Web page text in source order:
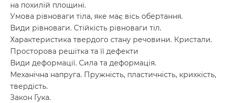
на похилій площині.
Умова рівноваги тіла, яке має вісь обертання.
Види рівноваги. Стійкість рівноваги тіл.
Характеристика твердого стану речовини. Кристали.
Просторова решітка та її дефекти
Види деформації. Сила та деформація.
Механічна напруга. Пружність, пластичність, крихкість,
твердість.
Закон Гука.